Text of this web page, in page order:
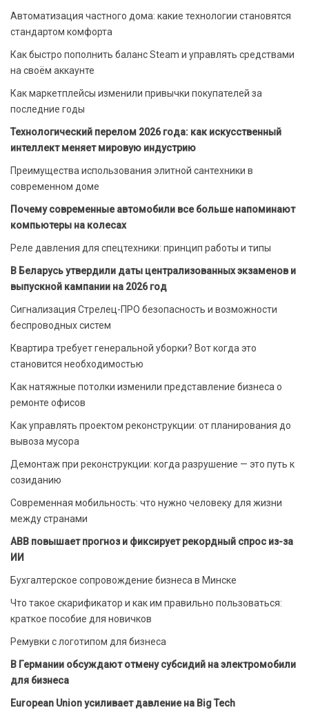
Автоматизация частного дома: какие технологии становятся
стандартом комфорта
Как быстро пополнить баланс Steam и управлять средствами
на своём аккаунте
Как маркетплейсы изменили привычки покупателей за
последние годы
Технологический перелом 2026 года: как искусственный
интеллект меняет мировую индустрию
Преимущества использования элитной сантехники в
современном доме
Почему современные автомобили все больше напоминают
компьютеры на колесах
Реле давления для спецтехники: принцип работы и типы
В Беларусь утвердили даты централизованных экзаменов и
выпускной кампании на 2026 год
Сигнализация Стрелец-ПРО безопасность и возможности
беспроводных систем
Квартира требует генеральной уборки? Вот когда это
становится необходимостью
Как натяжные потолки изменили представление бизнеса о
ремонте офисов
Как управлять проектом реконструкции: от планирования до
вывоза мусора
Демонтаж при реконструкции: когда разрушение — это путь к
созиданию
Современная мобильность: что нужно человеку для жизни
между странами
ABB повышает прогноз и фиксирует рекордный спрос из-за
ИИ
Бухгалтерское сопровождение бизнеса в Минске
Что такое скарификатор и как им правильно пользоваться:
краткое пособие для новичков
Ремувки с логотипом для бизнеса
В Германии обсуждают отмену субсидий на электромобили
для бизнеса
European Union усиливает давление на Big Tech